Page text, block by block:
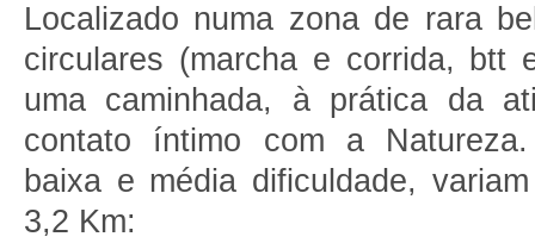
Localizado numa zona de rara
circulares (marcha e corrida, btt
uma caminhada, à prática da
contato íntimo com a
baixa e média dificuldade,
3,2 Km: